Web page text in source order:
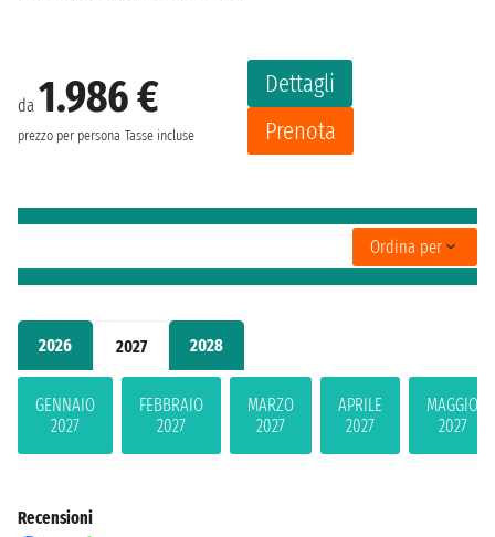
2026 2027 2028
GENNAIO
2027
FEBBRAIO
2027
MARZO
2027
APRILE
2027
MAGGIO
2027
da 1.986 €
prezzo per persona Tasse incluse
Dettagli
Prenota
Ordina per
Recensioni